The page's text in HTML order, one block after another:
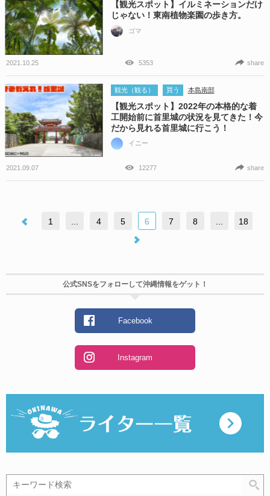
【観光スポット】イルミネーションだけ
じゃない！東南植物楽園の歩き方。
ゴマ
2021.10.25 5353 share
観光（観る） 買う 本島南部
【観光スポット】2022年の本格的な着
工開始前に首里城の状況を見てきた！今
だから見れる首里城に行こう！
イニー
2021.09.07 12277 share
1 4 5 6 7 8 18
公式SNSをフォローして沖縄情報をゲット！
Facebook
Instagram